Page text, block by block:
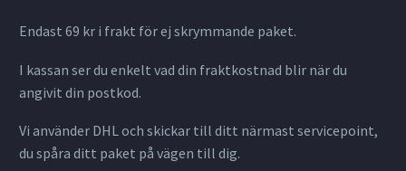
Endast 69 kr i frakt för ej skrymmande paket.
I kassan ser du enkelt vad din fraktkostnad blir när du
angivit din postkod.
Vi använder DHL och skickar till ditt närmast servicepoint,
du spåra ditt paket på vägen till dig.